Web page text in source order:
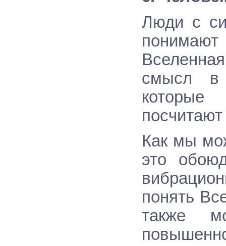
Люди с
смысл в
Как мы
это
понять
также